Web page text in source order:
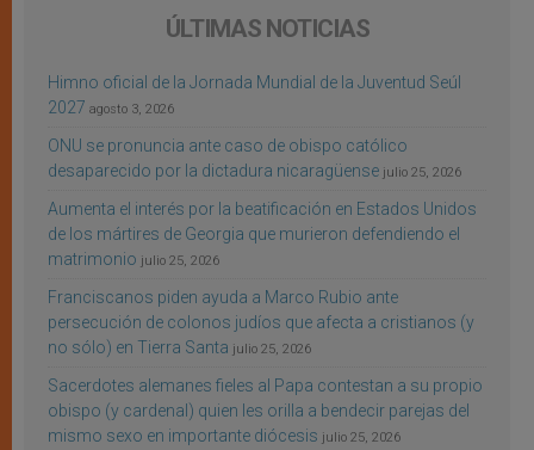
ÚLTIMAS NOTICIAS
Himno oficial de la Jornada Mundial de la Juventud Seúl
2027 agosto 3, 2026
ONU se pronuncia ante caso de obispo católico
desaparecido por la dictadura nicaragüense julio 25, 2026
Aumenta el interés por la beatificación en Estados Unidos
de los mártires de Georgia que murieron defendiendo el
matrimonio julio 25, 2026
Franciscanos piden ayuda a Marco Rubio ante
persecución de colonos judíos que afecta a cristianos (y
no sólo) en Tierra Santa julio 25, 2026
Sacerdotes alemanes fieles al Papa contestan a su propio
obispo (y cardenal) quien les orilla a bendecir parejas del
mismo sexo en importante diócesis julio 25, 2026